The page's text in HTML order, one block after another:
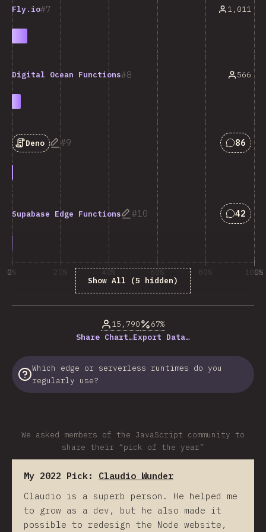
7
Fly.io 1,011
8
Digital Ocean Functions 566
9
Deno 86
10
Supabase Edge Functions 42
Show All (5 hidden)
0% 20% 40% 60% 80% 100%
15,790
67%
Share Chart…Export Data…
Which edge or serverless runtimes do you
regularly use?
We asked members of the JavaScript community to
share their “pick of the year”
My 2022 Pick: Claudio Wunder
Claudio is a superb person. He helped me
to grow as a dev, but he also made it
possible to redesign the Node website,